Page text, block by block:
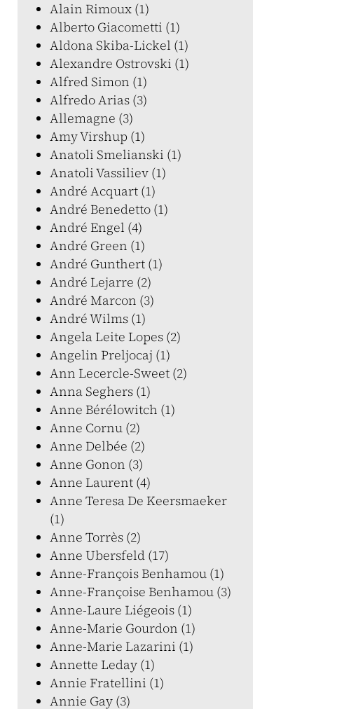
Alain Rimoux (1)
Alberto Giacometti (1)
Aldona Skiba-Lickel (1)
Alexandre Ostrovski (1)
Alfred Simon (1)
Alfredo Arias (3)
Allemagne (3)
Amy Virshup (1)
Anatoli Smelianski (1)
Anatoli Vassiliev (1)
André Acquart (1)
André Benedetto (1)
André Engel (4)
André Green (1)
André Gunthert (1)
André Lejarre (2)
André Marcon (3)
André Wilms (1)
Angela Leite Lopes (2)
Angelin Preljocaj (1)
Ann Lecercle-Sweet (2)
Anna Seghers (1)
Anne Bérélowitch (1)
Anne Cornu (2)
Anne Delbée (2)
Anne Gonon (3)
Anne Laurent (4)
Anne Teresa De Keersmaeker
(1)
Anne Torrès (2)
Anne Ubersfeld (17)
Anne-François Benhamou (1)
Anne-Françoise Benhamou (3)
Anne-Laure Liégeois (1)
Anne-Marie Gourdon (1)
Anne-Marie Lazarini (1)
Annette Leday (1)
Annie Fratellini (1)
Annie Gay (3)